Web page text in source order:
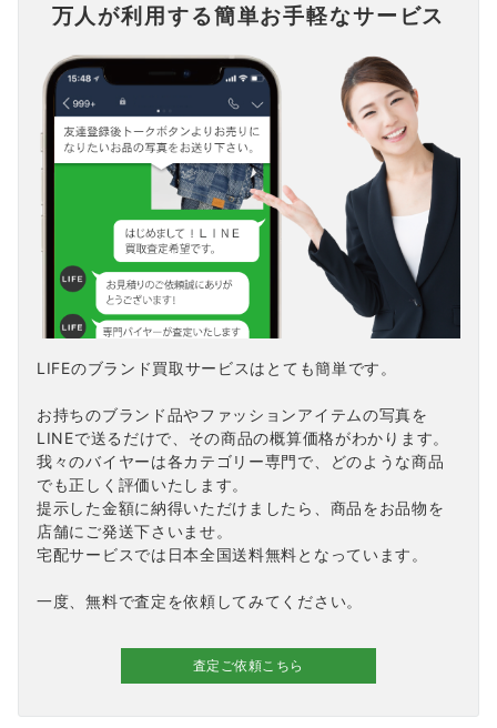
万人が利用する簡単お手軽なサービス
LIFEのブランド買取サービスはとても簡単です。
お持ちのブランド品やファッションアイテムの写真を
LINEで送るだけで、その商品の概算価格がわかります。
我々のバイヤーは各カテゴリー専門で、どのような商品
でも正しく評価いたします。
提示した金額に納得いただけましたら、商品をお品物を
店舗にご発送下さいませ。
宅配サービスでは日本全国送料無料となっています。
一度、無料で査定を依頼してみてください。
査定ご依頼こちら